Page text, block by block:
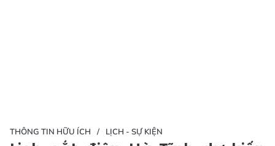
THÔNG TIN HỮU ÍCH LỊCH - SỰ KIỆN